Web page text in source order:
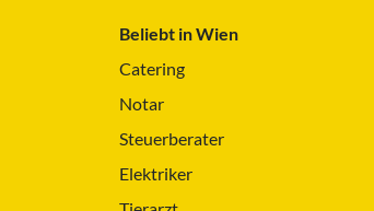
Beliebt in Wien
Catering
Notar
Steuerberater
Elektriker